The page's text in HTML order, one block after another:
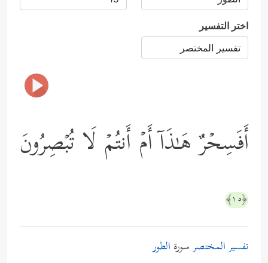
اختر التفسير
أَفَسِحۡرٌ هَـٰذَاۤ أَمۡ أَنتُمۡ لَا تُبۡصِرُونَ
﴿١٥﴾
تفسير المختصرسورة الطور